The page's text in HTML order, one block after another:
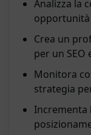
Analizza la
Crea un
per un SEO
Monitora
strategia
Incrementa